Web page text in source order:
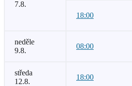
7.8.
18:00
neděle
9.8.
08:00
středa
12.8.
18:00